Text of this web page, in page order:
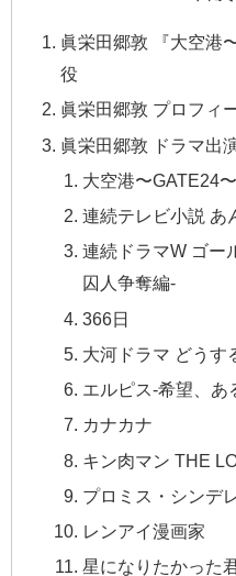
眞栄田郷敦 『大空港
役
眞栄田郷敦 プロフィ
眞栄田郷敦 ドラマ出
大空港〜GATE24〜
連続テレビ小説 あ
連続ドラマW ゴー
囚人争奪編-
366日
大河ドラマ どうす
エルピス-希望、あ
カナカナ
キン肉マン THE
プロミス・シンデ
レンアイ漫画家
星になりたかった